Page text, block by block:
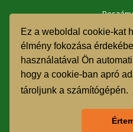
Ez a weboldal cookie-kat
élmény fokozása
használatával Ön
hogy a cookie-ban apró
tároljunk a számítógépén.
1%